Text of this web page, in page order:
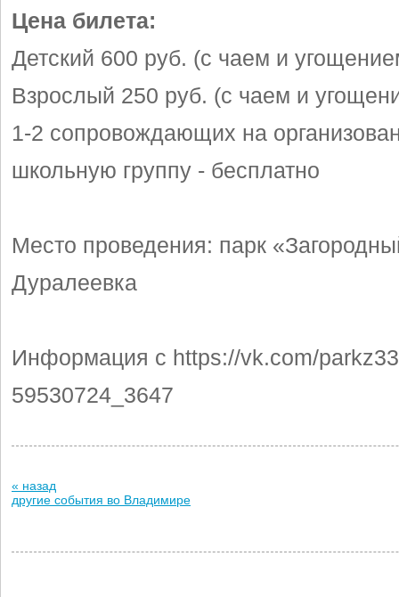
Цена билета:
Детский 600 руб. (с чаем и
Взрослый 250 руб. (с чаем и
1-2 сопровождающих на
школьную группу - бесплатно
Место проведения: парк
Дуралеевка
Информация с https://vk.com/
59530724_3647
« назад
другие события во Владимире